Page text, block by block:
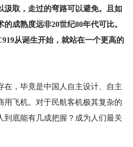
汲取，走过的弯路可以避免。且如
成熟度远非20世纪80年代可比。
从诞生开始，就站在一个更高的
在，毕竟是中国人自主设计、自主
用飞机。对于民航客机极其复杂的
到底能有几成把握？成为人们最关